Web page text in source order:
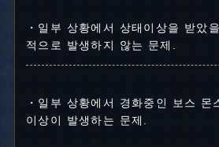
・일부 상황에서 상태이상을 받았
적으로 발생하지 않는 문제.
・일부 상황에서 경화중인 보스 몬
이상이 발생하는 문제.